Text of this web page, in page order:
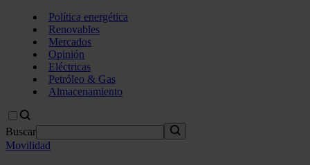
Política energética
Renovables
Mercados
Opinión
Eléctricas
Petróleo & Gas
Almacenamiento
Buscar
Movilidad